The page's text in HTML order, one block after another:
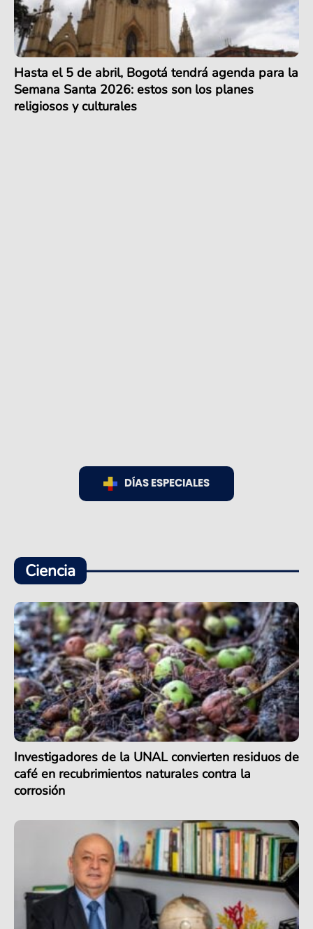
Hasta el 5 de abril, Bogotá tendrá agenda para la
Semana Santa 2026: estos son los planes
religiosos y culturales
DÍAS ESPECIALES
Ciencia
Investigadores de la UNAL convierten residuos de
café en recubrimientos naturales contra la
corrosión